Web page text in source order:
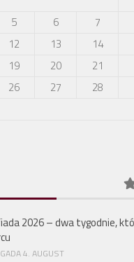
5 6 7
12 13 14
19 20 21
26 27 28
2026 – dwa tygodnie,
4. AUGUST